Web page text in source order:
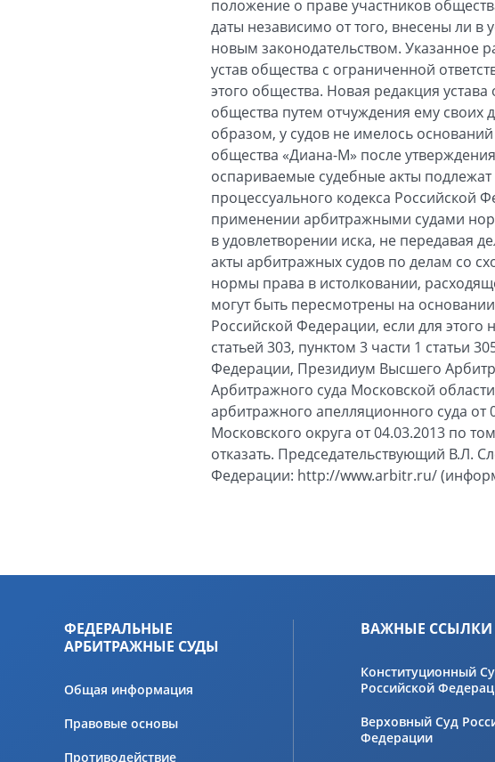
положение о праве участников
даты независимо от того, внесены ли в
новым законодательством. Указанное
устав общества с ограниченной
этого общества. Новая редакция
общества путем отчуждения ему
образом, у судов не имелось
общества «Диана-М» после
оспариваемые судебные акты подлежат
процессуального кодекса
применении арбитражными судами
в удовлетворении иска, не передавая
акты арбитражных судов по делам со
нормы права в истолковании,
могут быть пересмотрены на
Российской Федерации, если для этого
статьей 303, пунктом 3 части 1 статьи
Федерации, Президиум Высшего
Арбитражного суда Московской
арбитражного апелляционного суда от
Московского округа от 04.03.2013 по
отказать. Председательствующий В.Л.
Федерации: http://www.arbitr.ru/
ФЕДЕРАЛЬНЫЕ
АРБИТРАЖНЫЕ СУДЫ
Общая информация
Правовые основы
Противодействие
ВАЖНЫЕ ССЫЛКИ
Конституционный
Российской
Верховный Суд
Федерации